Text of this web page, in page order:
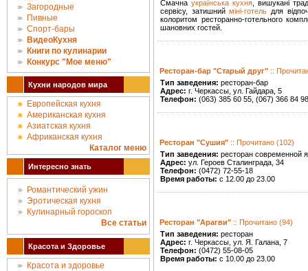
Загородные
Пивные
Спорт-бары
ВидеоКухня
Книги по кулинарии
Конкурc "Мое меню"
Кухни народов мира
Европейская кухня
Американская кухня
Азиатская кухня
Африканская кухня
Каталог меню
Интересно знать
Романтический ужин
Эротическая кухня
Кулинарный гороскоп
Все статьи
Красота и Здоровье
Красота и здоровье
Смачнаукраїнська кухня , вишукані
сервісу, затишнийміні-готель для
колоритом ресторанно-готельного
шановних гостей.
Ресторан-бар "Старый друг" ::
Тип заведения: ресторан-бар
Адрес: г. Черкассы, ул. Гайдара, 5
Телефон: (063) 385 60 55, (067) 366 84 98
Ресторан "Сушия" :: Прочитано (102)
Тип заведения: ресторан современной
Адрес: ул. Героев Сталинграда, 34
Телефон: (0472) 72-55-18
Время работы: с 12.00 до 23.00
Ресторан "Арагви" :: Прочитано (94)
Тип заведения: ресторан
Адрес: г. Черкассы, ул. Я. Галана, 7
Телефон: (0472) 55-08-05
Время работы: с 10.00 до 23.00